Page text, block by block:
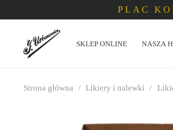
PLAC
SKLEP ONLINE NASZA
Strona główna / Likiery i nalewki /